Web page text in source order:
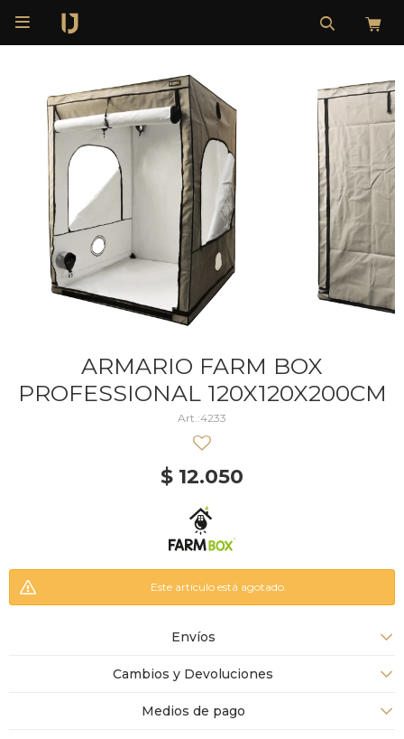

ARMARIO FARM BOX
PROFESSIONAL 120X120X200CM
4233
$ 12.050
Este artículo está agotado.
Envíos
Cambios y Devoluciones
Medios de pago